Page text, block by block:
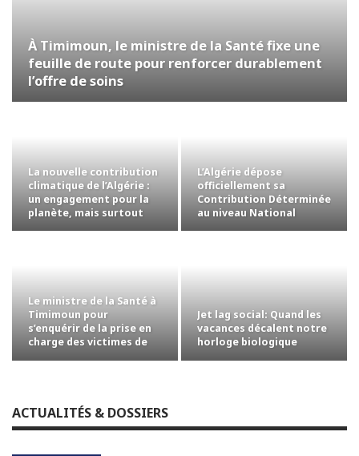
À Timimoun, le ministre de la Santé fixe une
feuille de route pour renforcer durablement
l’offre de soins
La nouvelle contribution
climatique de l’Algérie :
un engagement pour la
planète, mais surtout
L’Algérie dépose
officiellement sa
Contribution Déterminée
au niveau National
Le ministre de la Santé à
Timimoun pour
s’enquérir de la prise en
charge des victimes de
Jet lag social: Quand les
vacances décalent notre
horloge biologique
ACTUALITÉS & DOSSIERS